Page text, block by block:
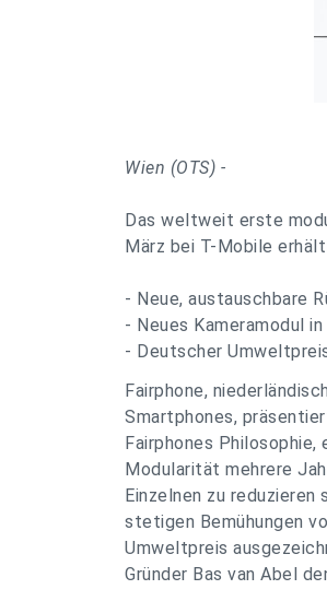
Wien (OTS) -
Das weltweit erste
März bei T-Mobile
- Neue, austauschbare
- Neues Kameramodul
- Deutscher
Fairphone,
Smartphones,
Fairphones
Modularität mehrere
Einzelnen zu
stetigen Bemühungen
Umweltpreis
Gründer Bas van Abel